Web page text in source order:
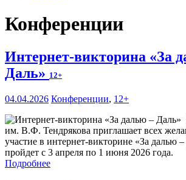
Конференции
Интернет-викторина «За
Даль» 12+
04.04.2026 Конференции, 12+
им. В.Ф. Тендрякова приглашает всех
участие в интернет-викторине «За далью
пройдет с 3 апреля по 1 июня 2026 года.
Подробнее